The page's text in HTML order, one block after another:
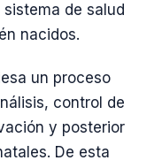
de salud
nacidos.
un proceso
control de
y posterior
De esta